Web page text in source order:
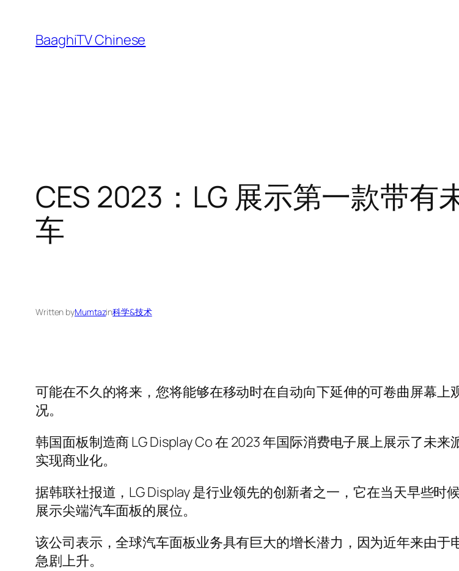
content
BaaghiTV Chinese
CES 2023：LG 展示第一款带有
车
Written byMumtazin科学&技术
可能在不久的将来，您将能够在移动时在自动向下延伸的可卷曲屏幕
况。
韩国面板制造商 LG Display Co 在 2023 年国际消费电子展上展示了未
实现商业化。
据韩联社报道，LG Display 是行业领先的创新者之一，它在当天早些
展示尖端汽车面板的展位。
该公司表示，全球汽车面板业务具有巨大的增长潜力，因为近年来由
急剧上升。